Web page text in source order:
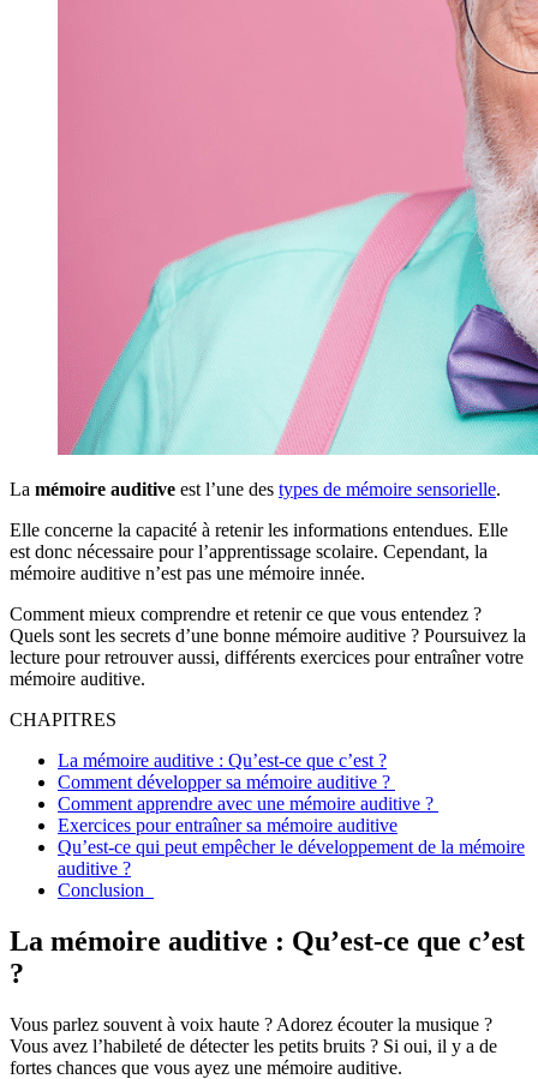
La mémoire auditive est l’une des types de mémoire sensorielle.
Elle concerne la capacité à retenir les informations entendues. Elle
est donc nécessaire pour l’apprentissage scolaire. Cependant, la
mémoire auditive n’est pas une mémoire innée.
Comment mieux comprendre et retenir ce que vous entendez ?
Quels sont les secrets d’une bonne mémoire auditive ? Poursuivez la
lecture pour retrouver aussi, différents exercices pour entraîner votre
mémoire auditive.
CHAPITRES
La mémoire auditive : Qu’est-ce que c’est ?
Comment développer sa mémoire auditive ?
Comment apprendre avec une mémoire auditive ?
Exercices pour entraîner sa mémoire auditive
Qu’est-ce qui peut empêcher le développement de la mémoire
auditive ?
Conclusion
La mémoire auditive : Qu’est-ce que c’est
?
Vous parlez souvent à voix haute ? Adorez écouter la musique ?
Vous avez l’habileté de détecter les petits bruits ? Si oui, il y a de
fortes chances que vous ayez une mémoire auditive.